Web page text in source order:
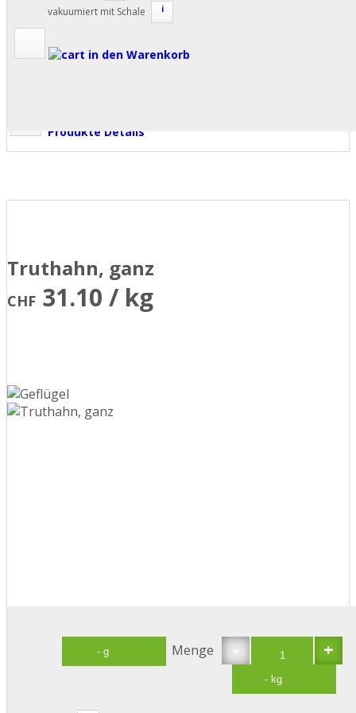
Produkte Details
vakuumiert mit Schale i
in den Warenkorb
Truthahn, ganz
CHF 31.10 / kg
- +
Menge